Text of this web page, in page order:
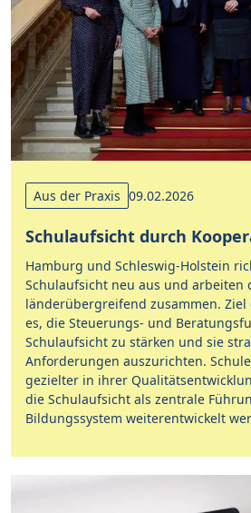
Aus der Praxis 09.02.2026
Schulaufsicht durch
Hamburg und Schleswig-Holstein
Schulaufsicht neu aus und arbeiten
länderübergreifend zusammen.
es, die Steuerungs- und
Schulaufsicht zu stärken und sie
Anforderungen auszurichten.
gezielter in ihrer
die Schulaufsicht als zentrale
Bildungssystem weiterentwickelt